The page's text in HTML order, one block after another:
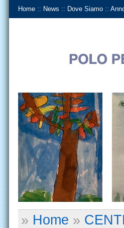
Home :: News :: Dove Siamo ::
» Home »